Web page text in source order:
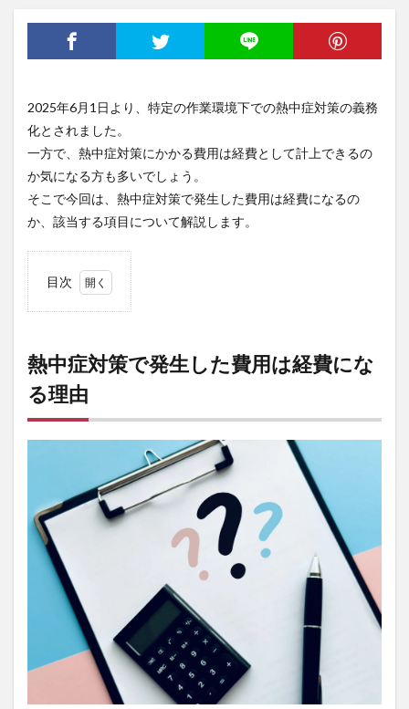
2025年6月1日より、特定の作業環境下での熱中症対策の義務
化とされました。
一方で、熱中症対策にかかる費用は経費として計上できるの
か気になる方も多いでしょう。
そこで今回は、熱中症対策で発生した費用は経費になるの
か、該当する項目について解説します。
目次
策で
発生
した
費用
は経
費に
2
熱中
症対
策に
該当
する
主な
設備
熱中症対策で発生した費用は経費にな
る理由